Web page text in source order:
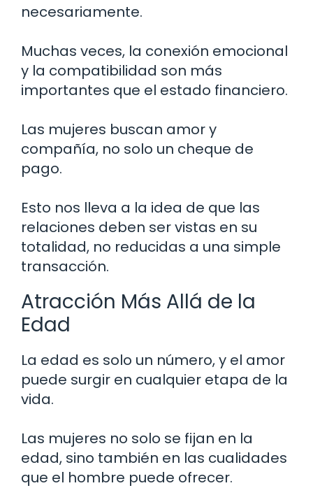
necesariamente.
Muchas veces, la conexión emocional
y la compatibilidad son más
importantes que el estado financiero.
Las mujeres buscan amor y
compañía, no solo un cheque de
pago.
Esto nos lleva a la idea de que las
relaciones deben ser vistas en su
totalidad, no reducidas a una simple
transacción.
Atracción Más Allá de la
Edad
La edad es solo un número, y el amor
puede surgir en cualquier etapa de la
vida.
Las mujeres no solo se fijan en la
edad, sino también en las cualidades
que el hombre puede ofrecer.